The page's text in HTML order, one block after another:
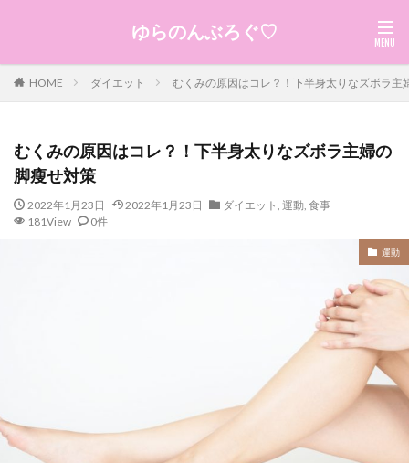
ゆらのんぶろぐ♡
HOME ダイエット むくみの原因はコレ？！下半身太りなズボラ主
むくみの原因はコレ？！下半身太りなズボラ主婦の
脚瘦せ対策
2022年1月23日 2022年1月23日 ダイエット , 運動, 食事
181View
0件
運動